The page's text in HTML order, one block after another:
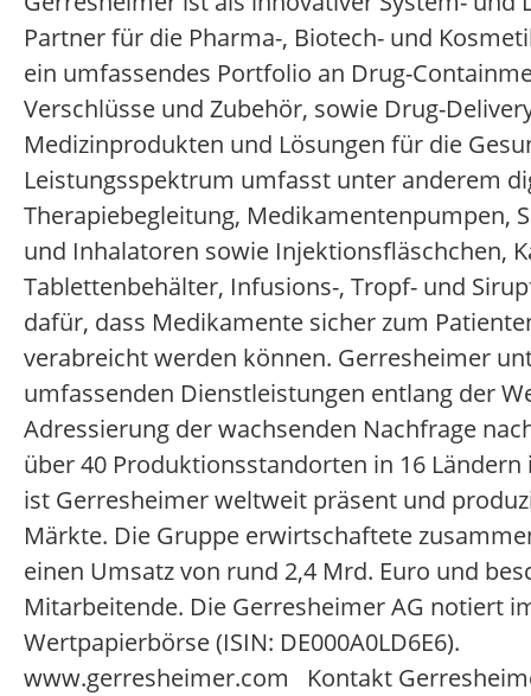
Partner für die Pharma-, Biotech- und
ein umfassendes Portfolio an Drug-
Verschlüsse und Zubehör, sowie Drug-
Medizinprodukten und Lösungen für die
Leistungsspektrum umfasst unter anderem
Therapiebegleitung, Medikamentenpumpen,
und Inhalatoren sowie Injektionsfläschchen,
Tablettenbehälter, Infusions-, Tropf- und
dafür, dass Medikamente sicher zum
verabreicht werden können. Gerresheimer
umfassenden Dienstleistungen entlang der
Adressierung der wachsenden Nachfrage
über 40 Produktionsstandorten in 16
ist Gerresheimer weltweit präsent und
Märkte. Die Gruppe erwirtschaftete
einen Umsatz von rund 2,4 Mrd. Euro und
Mitarbeitende. Die Gerresheimer AG notiert
Wertpapierbörse (ISIN: DE000A0LD6E6).
www.gerresheimer.com Kontakt